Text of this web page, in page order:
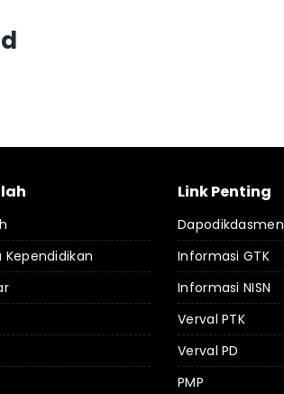
Link Penting
Dapodikdasmen
Informasi GTK
Informasi NISN
Verval PTK
Verval PD
PMP